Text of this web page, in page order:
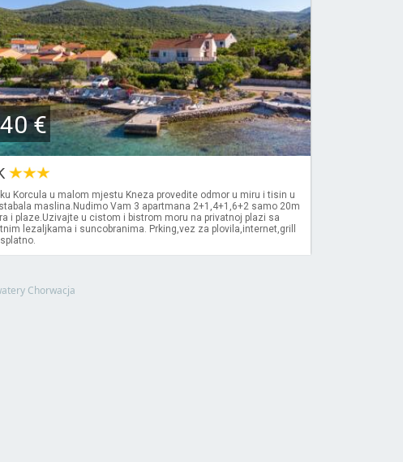
40 €
Korcula u malom mjestu Kneza provedite odmor u miru i tisin u
maslina.Nudimo Vam 3 apartmana 2+1,4+1,6+2 samo 20m
i plaze.Uzivajte u cistom i bistrom moru na privatnoj plazi sa
lezaljkama i suncobranima. Prking,vez za plovila,internet,grill
Chorwacja